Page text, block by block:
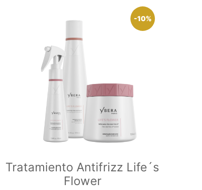
-10%
Tratamiento Antifrizz Life´s
Flower